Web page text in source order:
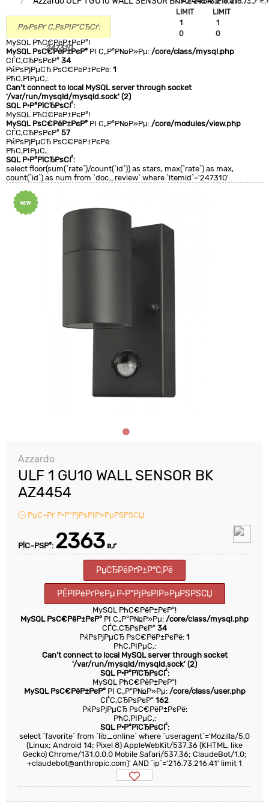
LIMIT
1
0
LIMIT
1
0
РљРѕРґ С‚РѕРІР°СЂСѓ:
247310
MySQL РћС€РёР±РєР°!
MySQL РѕС€РёР±РєР° РІ С„Р°Р№Р»Рµ: /core/class/mysql.php
СЃС‚СЂРѕРєР° 34
РќРѕРјРµСЂ РѕС€РёР±РєРё: 1
РћС‚РІРµС‚:
Can't connect to local MySQL server through socket
'/var/run/mysqld/mysqld.sock' (2)
SQL Р·Р°РїСЂРѕСЃ:
MySQL РћС€РёР±РєР°!
MySQL РѕС€РёР±РєР° РІ С„Р°Р№Р»Рµ: /core/modules/view.php
СЃС‚СЂРѕРєР° 57
РќРѕРјРµСЂ РѕС€РёР±РєРё:
РћС‚РІРµС‚:
SQL Р·Р°РїСЂРѕСЃ:
select floor(sum(`rate`)/count(`id`)) as stars, max(`rate`) as max,
count(`id`) as num from `doc_review` where `itemid`='247310'
Azzardo
ULF 1 GU10 WALL SENSOR BK
AZ4454
РџС–Рґ Р·Р°РјРѕРІР»РµРЅРЅСЏ
Р¦С–РЅР°: 2363 в‚ґ
РџСЂРёРґР±Р°С‚Рё
РЁРІРёРґРєРµ Р·Р°РјРѕРІР»РµРЅРЅСЏ
MySQL РћС€РёР±РєР°!
MySQL РѕС€РёР±РєР° РІ С„Р°Р№Р»Рµ: /core/class/mysql.php
СЃС‚СЂРѕРєР° 34
РќРѕРјРµСЂ РѕС€РёР±РєРё: 1
РћС‚РІРµС‚:
Can't connect to local MySQL server through socket
'/var/run/mysqld/mysqld.sock' (2)
SQL Р·Р°РїСЂРѕСЃ:
MySQL РћС€РёР±РєР°!
MySQL РѕС€РёР±РєР°РІ С„Р°Р№Р»Рµ: /core/class/user.php
СЃС‚СЂРѕРєР° 162
РќРѕРјРµСЂ РѕС€РёР±РєРё:
РћС‚РІРµС‚:
SQL Р·Р°РїСЂРѕСЃ:
select `favorite` from `lib_online` where `useragent`='Mozilla/5.0
(Linux; Android 14; Pixel 8) AppleWebKit/537.36 (KHTML, like
Gecko) Chrome/131.0.0.0 Mobile Safari/537.36; ClaudeBot/1.0;
+claudebot@anthropic.com)' AND `ip`='216.73.216.41' limit 1